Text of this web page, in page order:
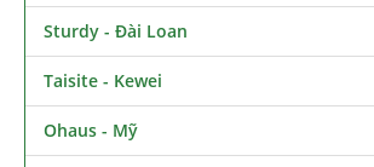
Sturdy - Đài Loan
Taisite - Kewei
Ohaus - Mỹ